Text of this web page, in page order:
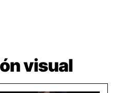
visual